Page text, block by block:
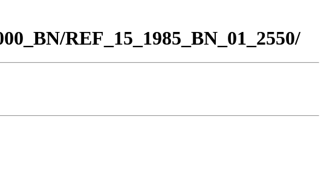
REF_15_1985_BN_01_2550/